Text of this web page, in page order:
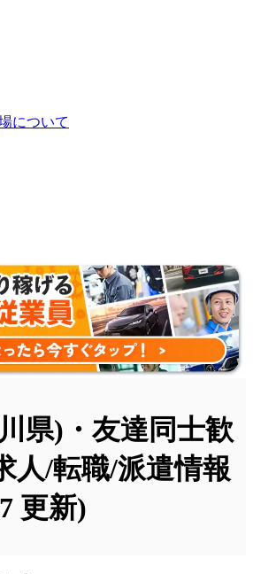
について
県)・友達同士歓
人/転職/派遣情報
更新)